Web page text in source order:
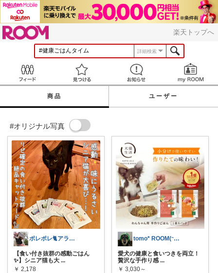
楽天トップへ
詳細検索
見つける お知らせ
商品 ユーザー
#オリジナル写真
ポレポレ🐈アラフィフの可愛い図鑑
【食い付き抜群の感動ごはん
✨】シニア猫も大 ...
￥ 2,178
tomo* ROOM(ᵔᴥᵔ)♪
愛犬の健康と食いつきを両立！
贅沢な手作り感 ...
￥ 3,030～